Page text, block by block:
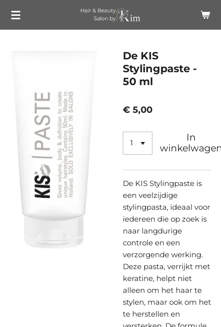
Ga
direct
De KIS
Stylingpaste -
50 ml
€ 5,00
In
De KIS Stylingpaste is
een veelzijdige
stylingpasta, ideaal voor
iedereen die op zoek is
naar langdurige
controle en een
verzorgende werking.
Deze pasta, verrijkt met
keratine, helpt niet
alleen om het haar te
stylen, maar ook om het
te herstellen en